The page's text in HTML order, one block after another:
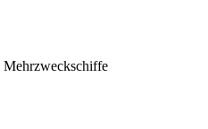
Mehrzweckschiffe